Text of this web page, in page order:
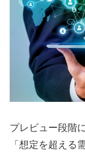
プレビュー段階
「想定を超える